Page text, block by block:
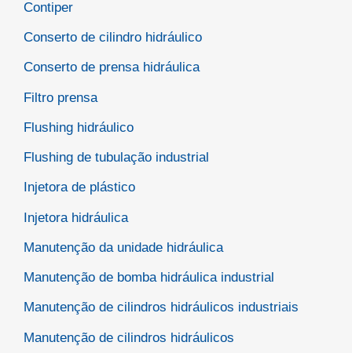
Contiper
Conserto de cilindro hidráulico
Conserto de prensa hidráulica
Filtro prensa
Flushing hidráulico
Flushing de tubulação industrial
Injetora de plástico
Injetora hidráulica
Manutenção da unidade hidráulica
Manutenção de bomba hidráulica industrial
Manutenção de cilindros hidráulicos industriais
Manutenção de cilindros hidráulicos